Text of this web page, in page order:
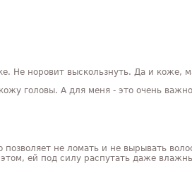
Не норовит выскользнуть. Да и коже,
головы. А для меня - это очень
не ломать и не вырывать
ей под силу распутать даже